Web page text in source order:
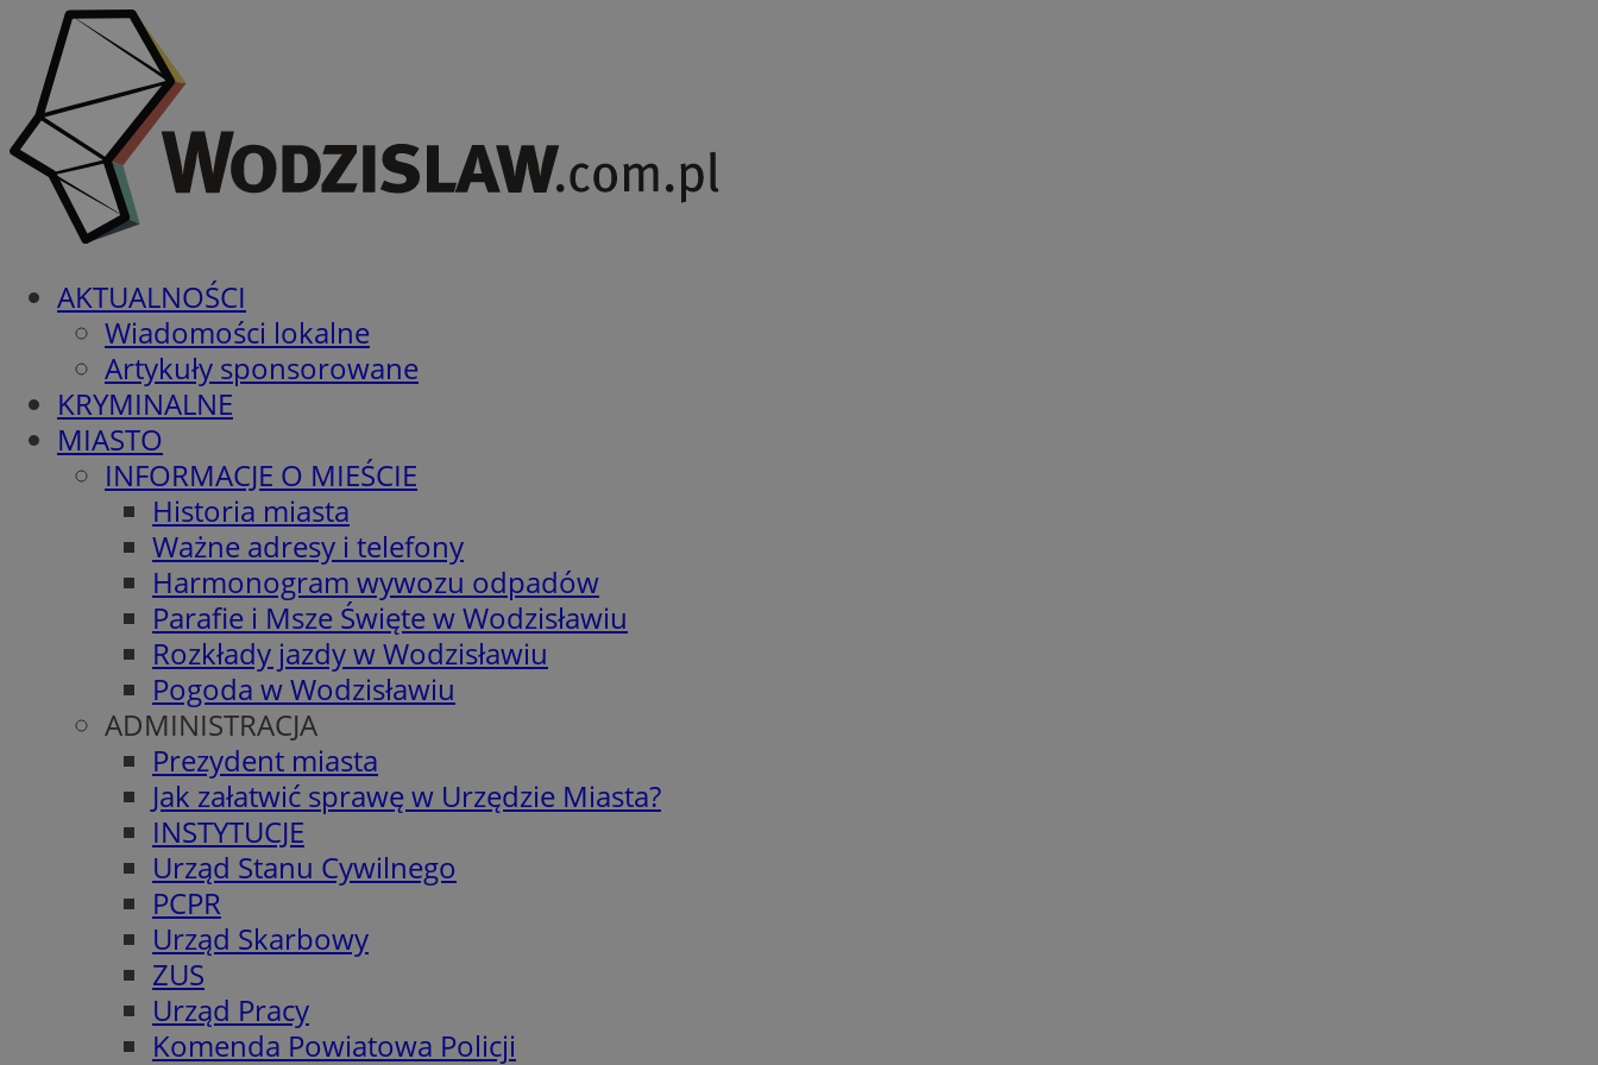
AKTUALNOŚCI
Wiadomości lokalne
Artykuły sponsorowane
KRYMINALNE
MIASTO
INFORMACJE O MIEŚCIE
Historia miasta
Ważne adresy i telefony
Harmonogram wywozu odpadów
Parafie i Msze Święte w Wodzisławiu
Rozkłady jazdy w Wodzisławiu
Pogoda w Wodzisławiu
ADMINISTRACJA
Prezydent miasta
Jak załatwić sprawę w Urzędzie Miasta?
INSTYTUCJE
Urząd Stanu Cywilnego
PCPR
Urząd Skarbowy
ZUS
Urząd Pracy
Komenda Powiatowa Policji